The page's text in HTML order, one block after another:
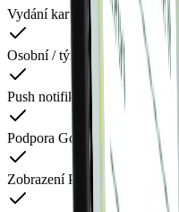
Vydání karty do 5 až 7
Osobní / týmové karty
Push notifikace o přidání
Podpora Google Pay a Apple
Zobrazení PIN karty v mobilní